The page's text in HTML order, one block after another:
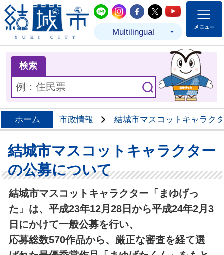
結城市公式LINE
結城市公式Instagram
結城市公式
結城市公式
結城市
Multilingual
検索
ホーム 市政情報 結城市マスコットキャラク
結城市マスコットキャラクター
の公募について
結城市マスコットキャラクター「まゆげっ
た」は、 平成23年12月28日から平成24年2月3
日にかけて一般公募を行い、
応募総数570作品から、厳正な審査を経て選